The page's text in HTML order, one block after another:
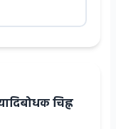
चिह्न